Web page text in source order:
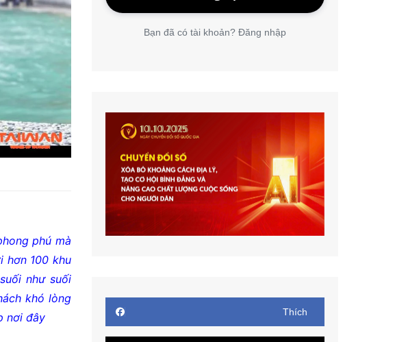
phú mà
hơn 100 khu
như suối
khó lòng
nơi đây
Bạn đã có tài khoản? Đăng nhập
Thích